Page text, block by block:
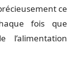
ce
fois que
l’alimentation